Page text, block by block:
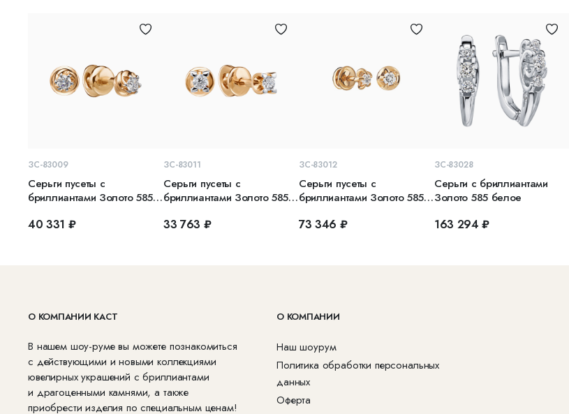
ЗС-83009
Серьги пусеты с
бриллиантами Золото 585
40 331 ₽
ЗС-83011
Серьги пусеты с
бриллиантами Золото 585
33 763 ₽
ЗС-83012
Серьги пусеты с
бриллиантами Золото 585
73 346 ₽
ЗС-83028
Серьги с бриллиантами
Золото 585 белое
163 294 ₽
О КОМПАНИИ КАСТ
В нашем шоу-руме вы можете познакомиться
с действующими и новыми коллекциями
ювелирных украшений с бриллиантами
и драгоценными камнями, а также
приобрести изделия по специальным ценам!
О КОМПАНИИ
Наш шоурум
Политика обработки персональных
данных
Оферта